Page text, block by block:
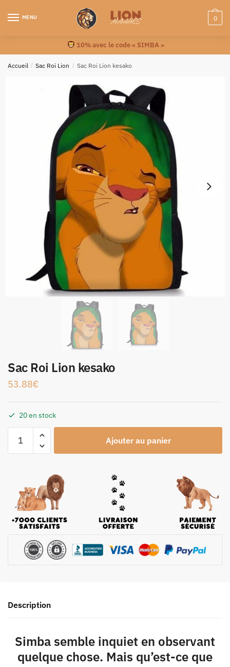
MENU 0
10% avec le code « SIMBA »
Accueil / Sac Roi Lion / Sac Roi Lion kesako
Sac Roi Lion kesako
53.88€
20 en stock
Ajouter au panier
Description
Simba semble inquiet en observant
quelque chose. Mais qu’est-ce que